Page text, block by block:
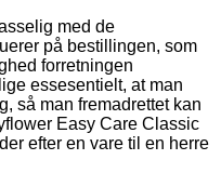
med de
på bestillingen, som
forretningen
essesentielt, at man
så man fremadrettet kan
Easy Care Classic
efter en vare til en herre